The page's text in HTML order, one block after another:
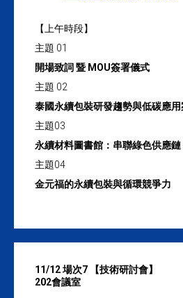
【上午時段】
主題 01
開場致詞 暨 MOU簽署儀式
主題 02
泰國永續包裝研發趨勢與低碳應
主題03
永續材料圖書館：串聯綠色供應
主題04
金元福的永續包裝與循環競爭力
11/12 場次7 【技術研討會】
202會議室